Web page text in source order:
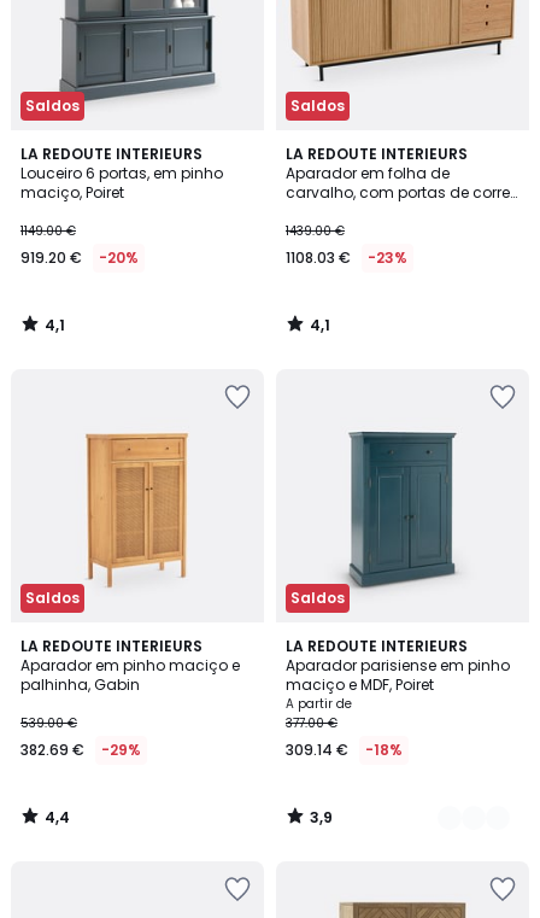
Saldos
LA REDOUTE INTERIEURS
Louceiro 6 portas, em pinho
maciço, Poiret
1149.00 €
919.20 € -20%
4,1
/ 5
4,1
/
Saldos
LA REDOUTE INTERIEURS
Aparador em folha de
carvalho, com portas de correr,
1439.00 €
1108.03 € -23%
4,1
/ 5
4,1
/
Saldos
LA REDOUTE INTERIEURS
Aparador em pinho maciço e
palhinha, Gabin
539.00 €
382.69 € -29%
4,4
/ 5
4,4
/
Saldos
LA REDOUTE INTERIEURS
Aparador parisiense em pinho
maciço e MDF, Poiret
A partir de
377.00 €
309.14 € -18%
3,9
/ 5
2
Cores
3,9
/